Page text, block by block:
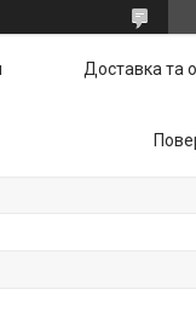
Доставка та